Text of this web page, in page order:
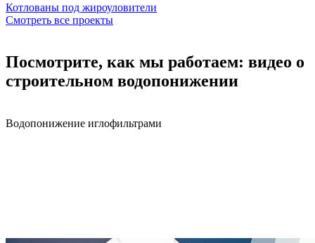
Котлованы под жироуловители
Смотреть все проекты
Посмотрите, как мы работаем: видео о
строительном водопонижении
Водопонижение иглофильтрами